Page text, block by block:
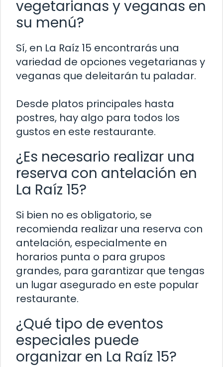
vegetarianas y veganas en
su menú?
Sí, en La Raíz 15 encontrarás una
variedad de opciones vegetarianas y
veganas que deleitarán tu paladar.
Desde platos principales hasta
postres, hay algo para todos los
gustos en este restaurante.
¿Es necesario realizar una
reserva con antelación en
La Raíz 15?
Si bien no es obligatorio, se
recomienda realizar una reserva con
antelación, especialmente en
horarios punta o para grupos
grandes, para garantizar que tengas
un lugar asegurado en este popular
restaurante.
¿Qué tipo de eventos
especiales puede
organizar en La Raíz 15?